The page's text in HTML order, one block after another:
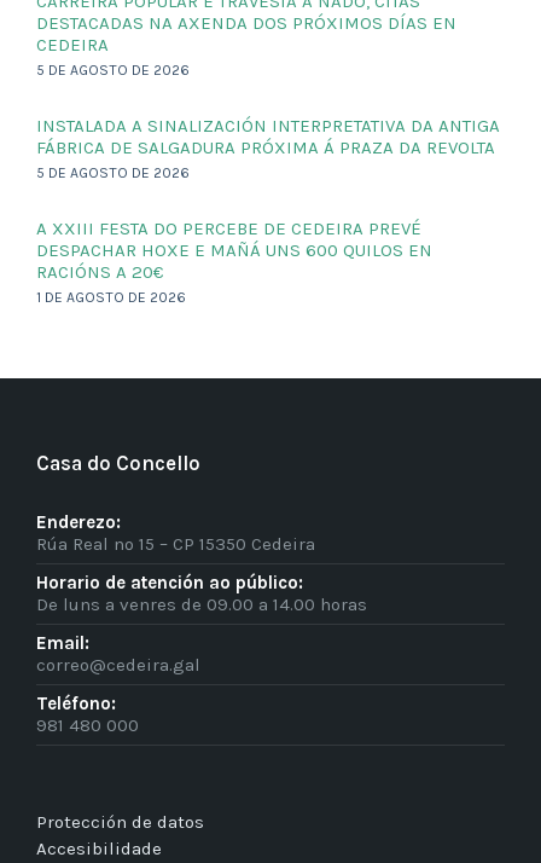
DESTACADAS NA AXENDA DOS PRÓXIMOS DÍAS EN
CEDEIRA
5 DE AGOSTO DE 2026
INSTALADA A SINALIZACIÓN INTERPRETATIVA DA ANTIGA
FÁBRICA DE SALGADURA PRÓXIMA Á PRAZA DA REVOLTA
5 DE AGOSTO DE 2026
A XXIII FESTA DO PERCEBE DE CEDEIRA PREVÉ
DESPACHAR HOXE E MAÑÁ UNS 600 QUILOS EN
RACIÓNS A 20€
1 DE AGOSTO DE 2026
Casa do Concello
Enderezo:
Rúa Real nº 15 – CP 15350 Cedeira
Horario de atención ao público:
De luns a venres de 09.00 a 14.00 horas
Email:
correo@cedeira.gal
Teléfono:
981 480 000
Protección de datos
Accesibilidade